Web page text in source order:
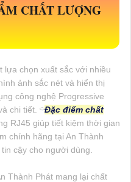
CHẤT LƯỢNG
lựa chọn xuất sắc với nhiều
ảnh sắc nét và hiển thị
công nghệ Progressive
chi tiết. ⌔Đặc điểm chất
RJ45 giúp tiết kiệm thời gian
chính hãng tại An Thành
cậy cho người dùng.
Thành Phát mang lại chất